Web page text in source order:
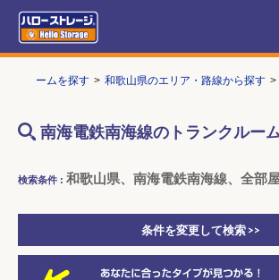
ンクルームを探す 和歌山県のエリア・路線から探す
南海電鉄南海線のトランクルー
検索条件 : 和歌山県、南海電鉄南海線、全部
条件を変更して検索 >>